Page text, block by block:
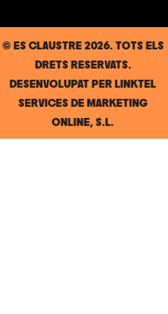
© ES CLAUSTRE 2026. TOTS ELS
DRETS RESERVATS.
DESENVOLUPAT PER LINKTEL
SERVICES DE MARKETING
ONLINE, S.L.